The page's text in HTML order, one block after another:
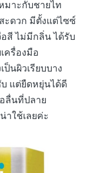
มาะกับชายไท
ะดวก มีตั้งแต่ไซซ์
อสี ไม่มีกลิ่น ได้รับ
ครื่องมือ
นผิวเรียบบาง
บ แต่ยืดหยุ่นได้ดี
ลื่นที่ปลาย
าใช้เลยค่ะ